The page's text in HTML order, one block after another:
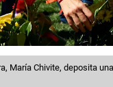
María Chivite, deposita